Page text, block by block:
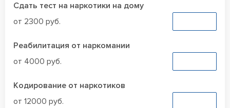
Сдать тест на наркотики на дому
от 2300 руб.
Реабилитация от наркомании
от 4000 руб.
Кодирование от наркотиков
от 12000 руб.